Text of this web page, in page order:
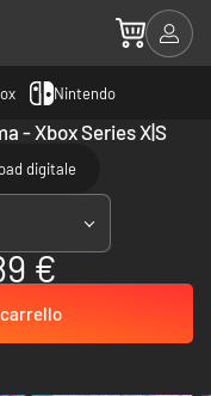
Nintendo
- Xbox Series X|S
digitale
€